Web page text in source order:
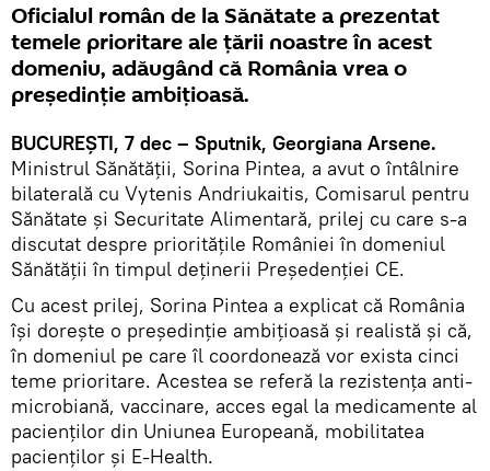
Oficialul român de la Sănătate a prezentat
temele prioritare ale ţării noastre în acest
domeniu, adăugând că România vrea o
preşedinţie ambiţioasă.
BUCUREŞTI, 7 dec – Sputnik, Georgiana Arsene.
Ministrul Sănătăţii, Sorina Pintea, a avut o întâlnire
bilaterală cu Vytenis Andriukaitis, Comisarul pentru
Sănătate şi Securitate Alimentară, prilej cu care s-a
discutat despre priorităţile României în domeniul
Sănătăţii în timpul deţinerii Preşedenţiei CE.
Cu acest prilej, Sorina Pintea a explicat că România
îşi doreşte o preşedinţie ambiţioasă şi realistă şi că,
în domeniul pe care îl coordonează vor exista cinci
teme prioritare. Acestea se referă la rezistenţa anti-
microbiană, vaccinare, acces egal la medicamente al
pacienţilor din Uniunea Europeană, mobilitatea
pacienţilor şi E-Health.